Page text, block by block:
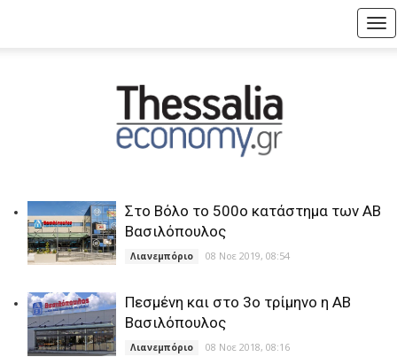
Στο Βόλο το 500ο κατάστημα των ΑΒ
Βασιλόπουλος
Λιανεμπόριο 08 Νοε 2019, 08:54
Πεσμένη και στο 3ο τρίμηνο η ΑΒ
Βασιλόπουλος
Λιανεμπόριο 08 Νοε 2018, 08:16